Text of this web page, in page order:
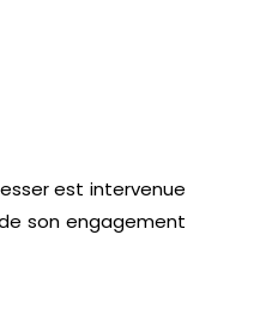
est intervenue
son engagement